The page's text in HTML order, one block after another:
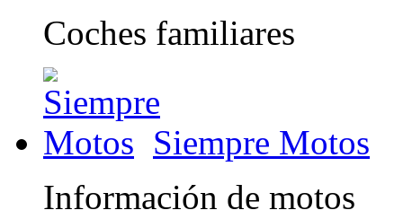
Coches familiares
Siempre Motos
Información de motos